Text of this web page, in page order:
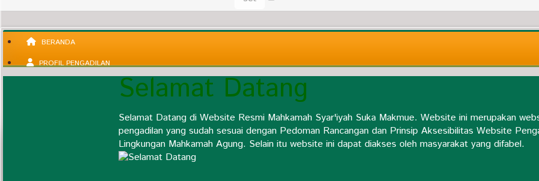
BERANDA
PROFIL PENGADILAN
Selamat Datang
Selamat Datang di Website Resmi Mahkamah Syar'iyah Suka Makmue. Website ini merupakan
pengadilan yang sudah sesuai dengan Pedoman Rancangan dan Prinsip Aksesibilitas Website
Lingkungan Mahkamah Agung. Selain itu website ini dapat diakses oleh masyarakat yang difabel.